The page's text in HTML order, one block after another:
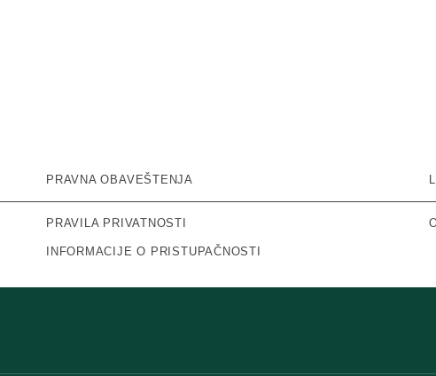
PRAVNA OBAVEŠTENJA
PRAVILA PRIVATNOSTI
INFORMACIJE O PRISTUPAČNOSTI